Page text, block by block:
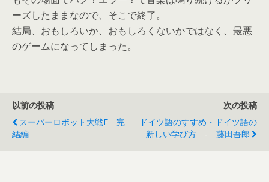
ーズしたままなので、そこで終了。
結局、おもしろいか、おもしろくないかではなく、最悪
のゲームになってしまった。
以前の投稿
スーパーロボット大戦F 完
結編
次の投稿
ドイツ語のすすめ・ドイツ語の
新しい学び方 - 藤田吾郎